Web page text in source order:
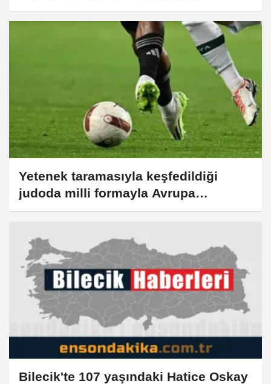
Yetenek taramasıyla keşfedildiği
judoda milli formayla Avrupa
Kupası'na hazırlanıyor
Bilecik'te 107 yaşındaki Hatice Oskay